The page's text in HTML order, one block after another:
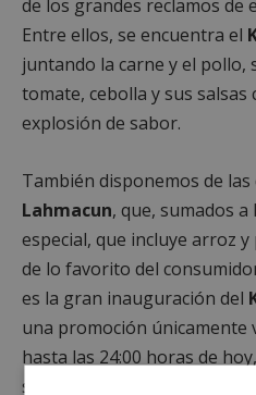
de los grandes reclamos de
Entre ellos, se encuentra el
juntando la carne y el pollo,
tomate, cebolla y sus
explosión de sabor.
También disponemos de
Lahmacun, que, sumados
especial, que incluye arroz
de lo favorito del
es la gran inauguración del
una promoción únicamente
hasta las 24:00 horas de
siguiente: